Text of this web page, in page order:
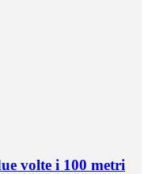
volte i 100 metri